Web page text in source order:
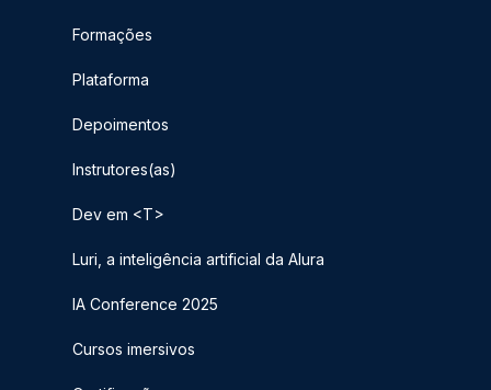
Formações
Plataforma
Depoimentos
Instrutores(as)
Dev em <T>
Luri, a inteligência artificial da Alura
IA Conference 2025
Cursos imersivos